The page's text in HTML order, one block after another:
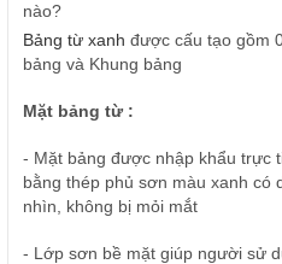
nào?
Bảng từ xanh được cấu tạo gồm
bảng và Khung bảng
Mặt bảng từ :
- Mặt bảng được nhập khẩu trực
bằng thép phủ sơn màu xanh có
nhìn, không bị mỏi mắt
- Lớp sơn bề mặt giúp người sử